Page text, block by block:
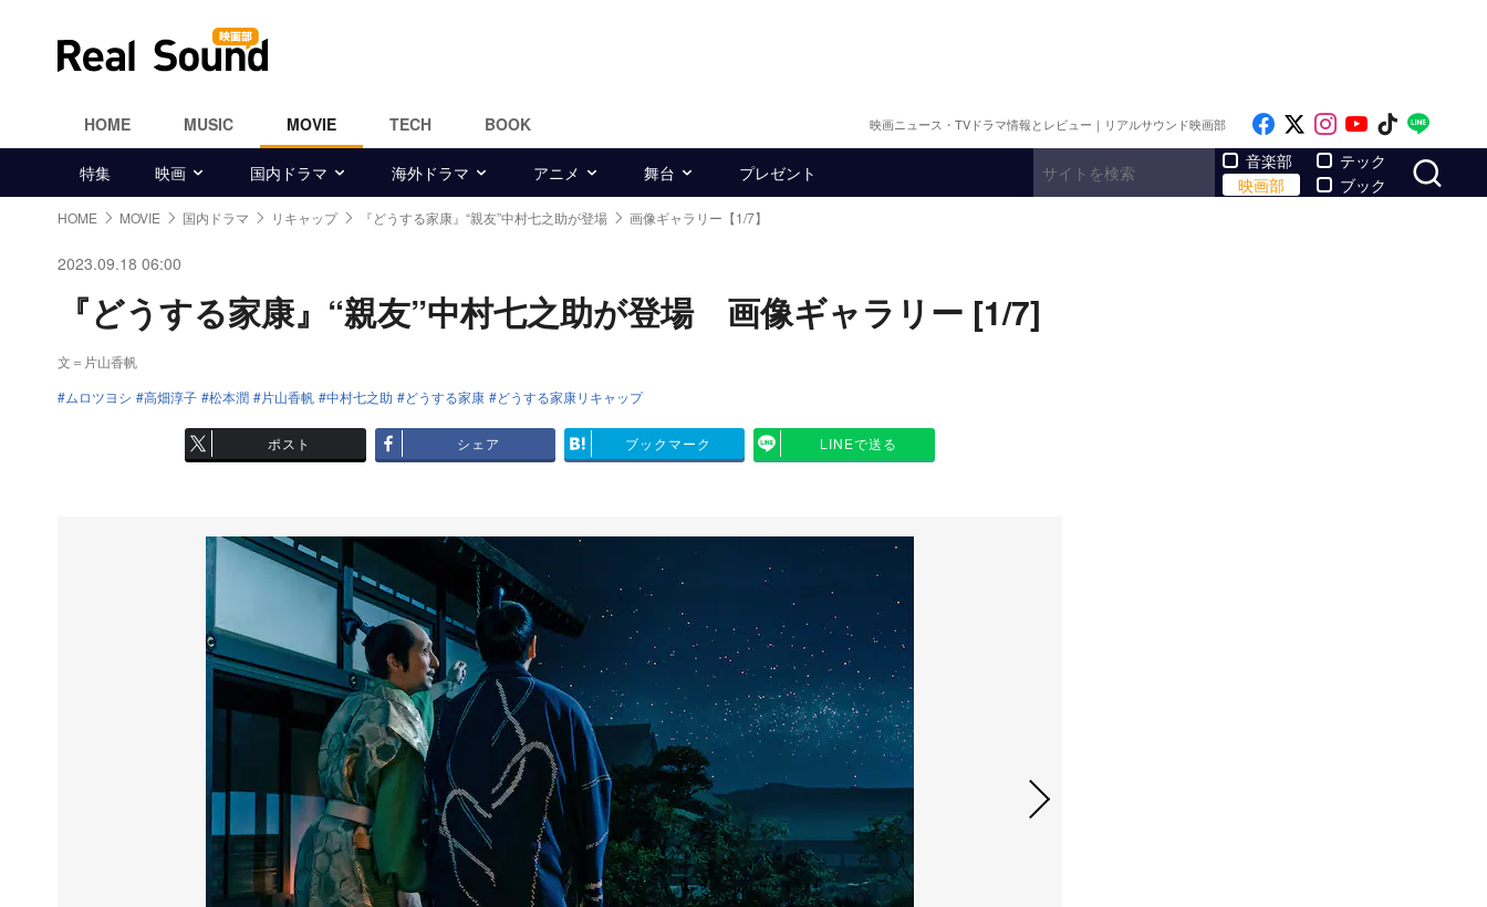
HOME MUSIC MOVIE TECH BOOK 映画ニュース・TVドラマ情報とレビュー｜リアルサウンド映画部 Like on Facebook
Follow on x
Follow on
Follow on
Follow
特集 映画 国内ドラマ 海外ドラマ アニメ 舞台 プレゼント
音楽部
映画部
テック
ブック
HOME MOVIE 国内ドラマ リキャップ 『どうする家康』“親友”中村七之助が登場 画像ギャラリー【1/7】
2023.09.18 06:00
『どうする家康』“親友”中村七之助が登場 画像ギャラリー [1/7]
文＝片山香帆
ムロツヨシ
高畑淳子 松本潤 片山香帆 中村七之助 どうする家康 どうする家康リキャップ
ポスト シェア ブックマーク LINEで送る